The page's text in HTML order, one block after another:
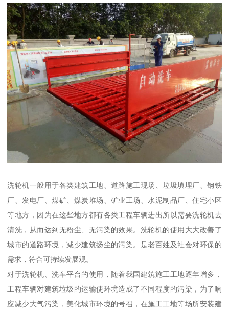
洗轮机一般用于各类建筑工地、道路施工现场、垃圾填埋厂、钢铁
厂、发电厂、煤矿、煤炭堆场、矿业工场、水泥制品厂、住宅小区
等地方，因为在这些地方都有各类工程车辆进出所以需要洗轮机去
清洗，从而达到无粉尘、无污染的效果。洗轮机的使用大大改善了
城市的道路环境，减少建筑扬尘的污染。是老百姓及社会对环保的
需求，符合可持续发展观。
对于洗轮机、洗车平台的使用，随着我国建筑施工工地逐年增多，
工程车辆对建筑垃圾的运输使环境造成了不同程度的污染，为了响
应减少大气污染，美化城市环境的号召，在施工工地等场所安装建